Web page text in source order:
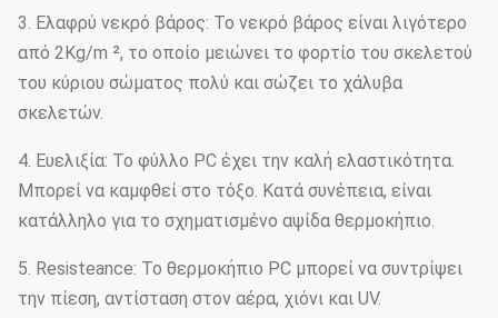
3. Ελαφρύ νεκρό βάρος: Το νεκρό βάρος είναι λιγότερο
από 2Kg/m ², το οποίο μειώνει το φορτίο του σκελετού
του κύριου σώματος πολύ και σώζει το χάλυβα
σκελετών.
4. Ευελιξία: Το φύλλο PC έχει την καλή ελαστικότητα.
Μπορεί να καμφθεί στο τόξο. Κατά συνέπεια, είναι
κατάλληλο για το σχηματισμένο αψίδα θερμοκήπιο.
5. Resisteance: Το θερμοκήπιο PC μπορεί να συντρίψει
την πίεση, αντίσταση στον αέρα, χιόνι και UV.